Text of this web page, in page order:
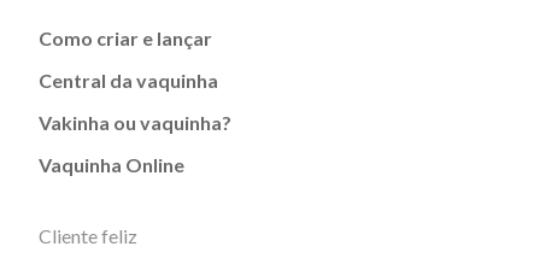
Como criar e lançar
Central da vaquinha
Vakinha ou vaquinha?
Vaquinha Online
Cliente feliz